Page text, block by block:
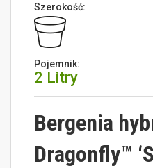
Szerokość:
Pojemnik:
2 Litry
Bergenia
Dragonfly™